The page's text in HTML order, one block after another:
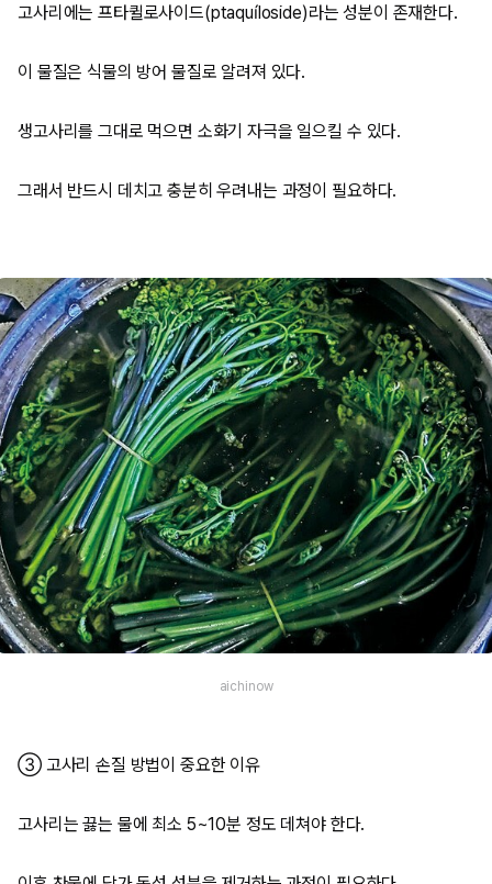
고사리에는 프타퀼로사이드(ptaquíloside)라는 성분이 존재한다.
이 물질은 식물의 방어 물질로 알려져 있다.
생고사리를 그대로 먹으면 소화기 자극을 일으킬 수 있다.
그래서 반드시 데치고 충분히 우려내는 과정이 필요하다.
aichinow
③ 고사리 손질 방법이 중요한 이유
고사리는 끓는 물에 최소 5~10분 정도 데쳐야 한다.